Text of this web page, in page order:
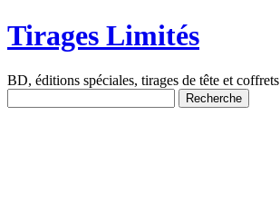
Tirages Limités
BD, éditions spéciales, tirages de tête et coffrets